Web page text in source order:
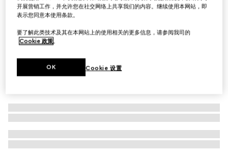
开展营销工作，并允许您在社交网络上共享我们的内容。继续使用本网站，即
表示您同意本使用条款。
要了解此类技术及其在本网站上的使用相关的更多信息，请参阅我司的
Cookie 政策。
Cookie 设置
OK